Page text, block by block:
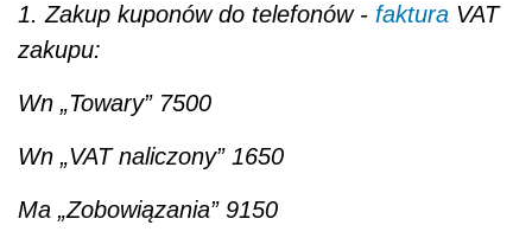
1. Zakup kuponów do telefonów - faktura VAT
zakupu:
Wn „Towary” 7500
Wn „VAT naliczony” 1650
Ma „Zobowiązania” 9150